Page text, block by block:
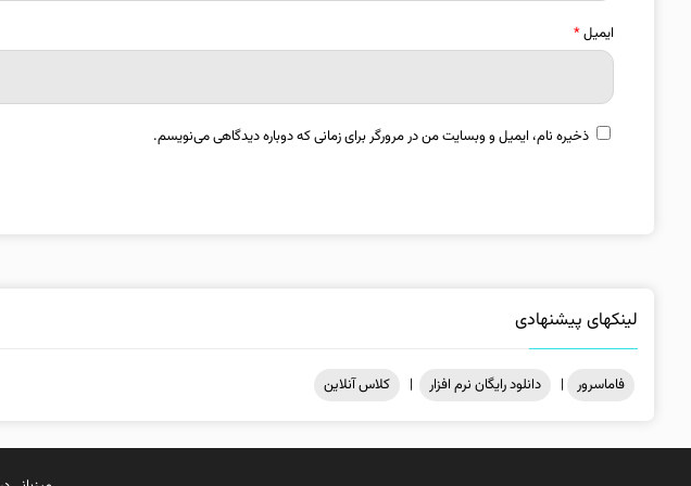
ایمیل*
ذخیره نام، ایمیل و وبسایت من در مرورگر برای زمانی که دوباره دیدگاهی می‌نویسم.
لینکهای پیشنهادی
فاماسرور | دانلود رایگان نرم افزار | کلاس آنلاین